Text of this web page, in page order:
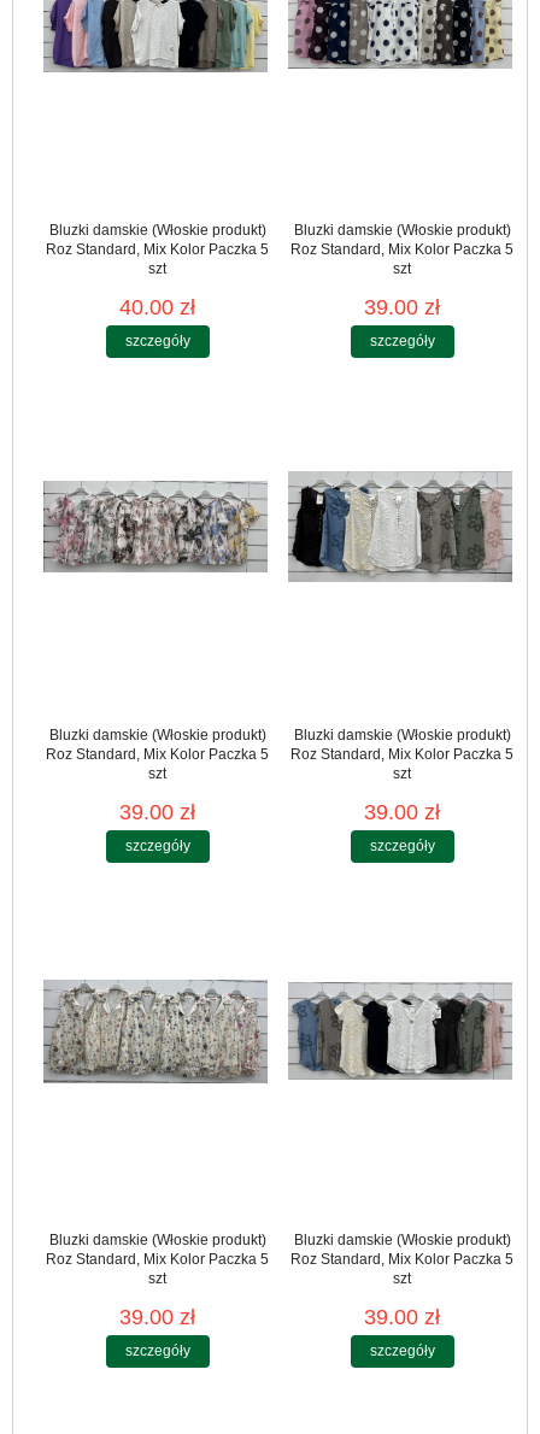
Bluzki damskie (Włoskie produkt)
Roz Standard, Mix Kolor Paczka 5
szt
40.00 zł
szczegóły
Bluzki damskie (Włoskie produkt)
Roz Standard, Mix Kolor Paczka 5
szt
39.00 zł
szczegóły
Bluzki damskie (Włoskie produkt)
Roz Standard, Mix Kolor Paczka 5
szt
39.00 zł
szczegóły
Bluzki damskie (Włoskie produkt)
Roz Standard, Mix Kolor Paczka 5
szt
39.00 zł
szczegóły
Bluzki damskie (Włoskie produkt)
Roz Standard, Mix Kolor Paczka 5
szt
39.00 zł
szczegóły
Bluzki damskie (Włoskie produkt)
Roz Standard, Mix Kolor Paczka 5
szt
39.00 zł
szczegóły